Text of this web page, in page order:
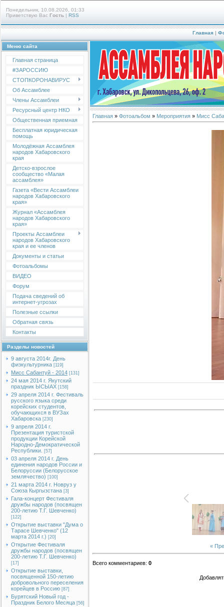
Понедельник, 10.08.2026, 01:33
Приветствую Вас Гость | RSS
Главная |
Меню сайта
Главная страница
#ЗАРОССИЮ
СТОПКОРОНАВИРУС
Об Ассамблее
Члены Ассамблеи
Ресурсный центр НКО
Общественная приемная
Бесплатная юридическая
помощь
Молодёжная Ассамблея
народов Хабаровского
края
Детско-взрослое
сообщество «Малая
ассамблея»
Газета «Вести Ассамблеи
народов Хабаровского
края»
Журнал «Ассамблея
народов Хабаровского
края»
Проекты Ассамблеи
народов Хабаровского
края и ее членов
Документы и статьи
Фотоальбомы
ВИДЕО
Форум
Подача сведений об
интернет-угрозах
Полезные ссылки
Обратная связь
Контакты
Разделы новостей
9 августа 2014г. День
физкультурника [119]
Мисс Сабантуй - 2014 [131]
24 мая 2014 г. Якутский
праздник ЫСЫАХ [158]
29 апреля 2014 г. Фестиваль
русского языка среди
корейских студентов,
обучающихся в ВУЗах
Хабаровска [230]
9 апреля 2014 г.
Презентация туристской
продукции Корейской
Народно-Демократической
Республики.
[57]
03 апреля 2014 г. День
единения народов России и
Белоруссии (Белорусское
землячество) [100]
21 марта 2014 г. Новруз у
Союза Кыргызстана [3]
Гала-концерт Фестиваля
дружбы народов (посвящен
200-летию Т.Г. Шевченко)
[122]
Открытие выставки "Дума о
Тарасе Шевченко" (12
марта 2014 г.) [20]
Открытие Фестиваля
дружбы народов (посвящен
200-летию Т.Г. Шевченко)
[17]
Открытие выставки,
посвященной 150-летию
добровольного переселения
корейцев в Россию [87]
Бурятский Новый год -
Праздник Белого Месяца [56]
Главная » Фотоальбом » Мероприятия » Мисс
«
Всего комментариев: 0